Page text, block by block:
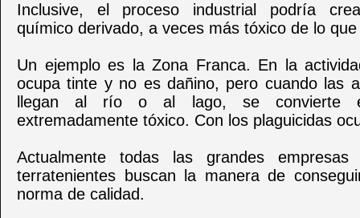
Inclusive, el proceso industrial podría
químico derivado, a veces más tóxico de lo
Un ejemplo es la Zona Franca. En la
ocupa tinte y no es dañino, pero cuando las
llegan al río o al lago, se convierte
extremadamente tóxico. Con los plaguicidas
Actualmente todas las grandes
terratenientes buscan la manera de
norma de calidad.